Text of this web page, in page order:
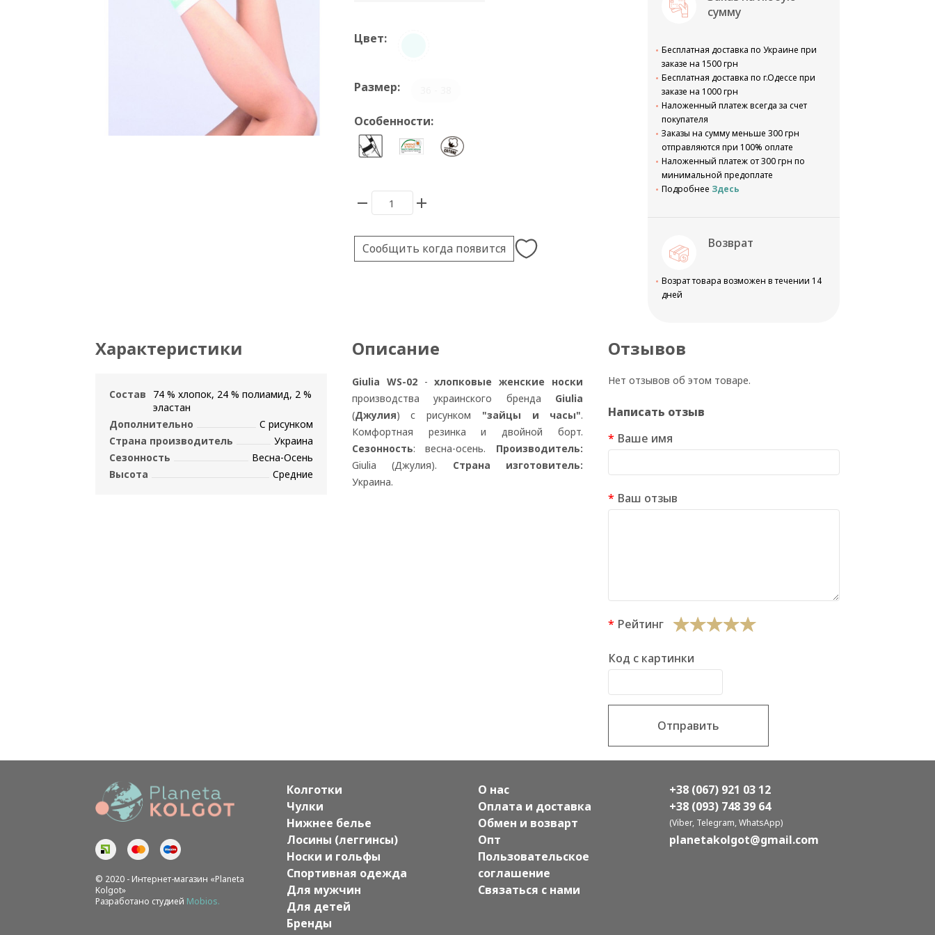
Цвет:
Размер:
Особенности:
Сообщить когда появится
сумму
Бесплатная доставка по Украине при
заказе на 1500 грн
Бесплатная доставка по г.Одессе при
заказе на 1000 грн
Наложенный платеж всегда за счет
покупателя
Заказы на сумму меньше 300 грн
отправляются при 100% оплате
Наложенный платеж от 300 грн по
минимальной предоплате
Подробнее Здесь
Возврат
Возрат товара возможен в течении 14
дней
Характеристики
Состав
74 % хлопок, 24 % полиамид, 2 %
эластан
Дополнительно
С рисунком
Страна производитель
Украина
Сезонность
Весна-Осень
Высота
Средние
Описание
Giulia WS-02-хлопковые женские носки
производства украинского бренда Giulia
(Джулия) с рисунком "зайцы и часы".
Комфортная резинка и двойной борт.
Сезонность: весна-осень. Производитель:
Giulia (Джулия). Страна изготовитель:
Украина.
Отзывов
Нет отзывов об этом товаре.
Написать отзыв
Ваше имя
Ваш отзыв
Рейтинг
Код с картинки
Отправить
© 2020 - Интернет-магазин «Planeta
Kolgot»
Разработано студией Mobios.
Колготки
Чулки
Нижнее белье
Лосины (леггинсы)
Носки и гольфы
Спортивная одежда
Для мужчин
Для детей
Бренды
О нас
Оплата и доставка
Обмен и возварт
Опт
Пользовательское
соглашение
Связаться с нами
+38 (067) 921 03 12
+38 (093) 748 39 64
(Viber, Telegram, WhatsApp)
planetakolgot@gmail.com